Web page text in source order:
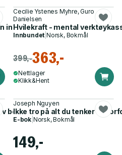
indre kritiker
Cecilie Ystenes Myhre, Guro
Danielsen
Hvilekraft - mental
Innbundet |Norsk, Bokmål
399,-363,-
Nettlager
Klikk&Hent
bedre, yt mer og lev lenger
Joseph Nguyen
Ikke tro på alt du tenker -
E-bok Norsk, Bokmål
149,-